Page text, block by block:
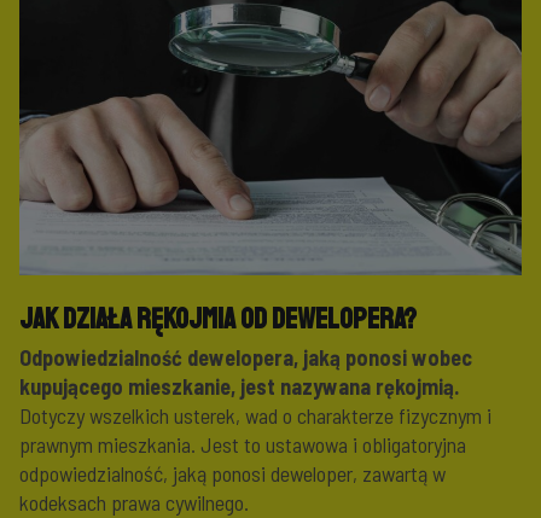
Jak działa rękojmia od dewelopera?
Odpowiedzialność dewelopera, jaką ponosi wobec
kupującego mieszkanie, jest nazywana rękojmią.
Dotyczy wszelkich usterek, wad o charakterze fizycznym i
prawnym mieszkania. Jest to ustawowa i obligatoryjna
odpowiedzialność, jaką ponosi deweloper, zawartą w
kodeksach prawa cywilnego.